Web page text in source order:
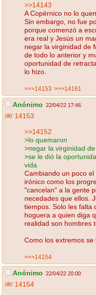
>>14143
A Copérnico no lo
Sin embargo, no fue
porque comenzó a
era real y Jesús un
negar la virginidad de
de todo lo anterior y
oportunidad de
lo hizo.
>>>14153 >>>14161
Anónimo 22/04/22 17:46
/#/ 14153
>>14152
>lo quemaron
>negar la virginidad
>se le dió la
vida
Cambiando un poco
irónico como los
"cancelan" a la gente
necedades que ellos.
tiempos. Solo les falta
hoguera a quien diga
realidad son hombres
Como los extremos se
>>>14154
Anónimo 22/04/22 20:00
/#/ 14154